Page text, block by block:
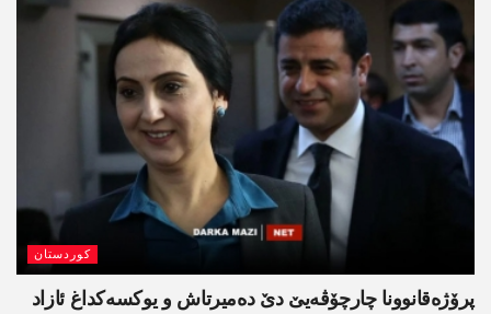
کوردستان
پرۆژەقانوونا چارچۆڤەیێ دێ دەمیرتاش و یوکسەکداغ ئازاد